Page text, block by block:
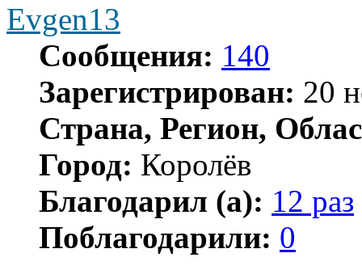
Evgen13
Сообщения: 140
Зарегистрирован: 20
Страна, Регион,
Город: Королёв
Благодарил (а): 12 раз
Поблагодарили: 0